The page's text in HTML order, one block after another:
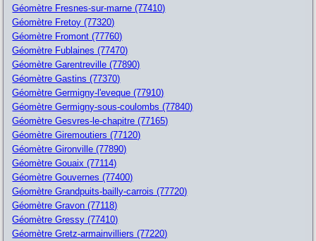
Géomètre Fresnes-sur-marne (77410)
Géomètre Fretoy (77320)
Géomètre Fromont (77760)
Géomètre Fublaines (77470)
Géomètre Garentreville (77890)
Géomètre Gastins (77370)
Géomètre Germigny-l'eveque (77910)
Géomètre Germigny-sous-coulombs (77840)
Géomètre Gesvres-le-chapitre (77165)
Géomètre Giremoutiers (77120)
Géomètre Gironville (77890)
Géomètre Gouaix (77114)
Géomètre Gouvernes (77400)
Géomètre Grandpuits-bailly-carrois (77720)
Géomètre Gravon (77118)
Géomètre Gressy (77410)
Géomètre Gretz-armainvilliers (77220)